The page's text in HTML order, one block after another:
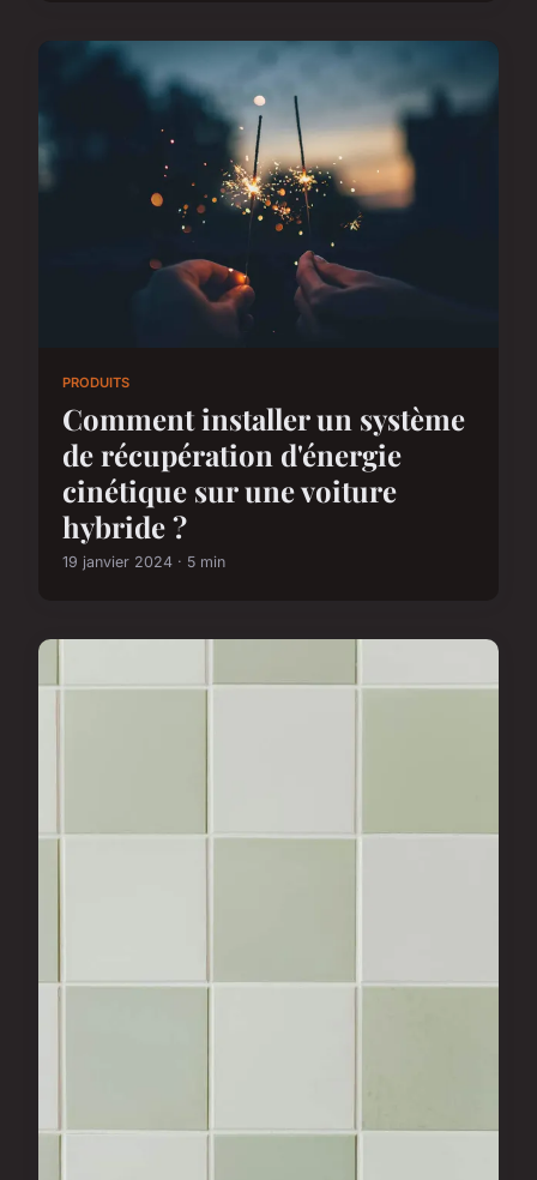
PRODUITS
Comment installer un système
de récupération d'énergie
cinétique sur une voiture
hybride ?
19 janvier 2024 · 5 min